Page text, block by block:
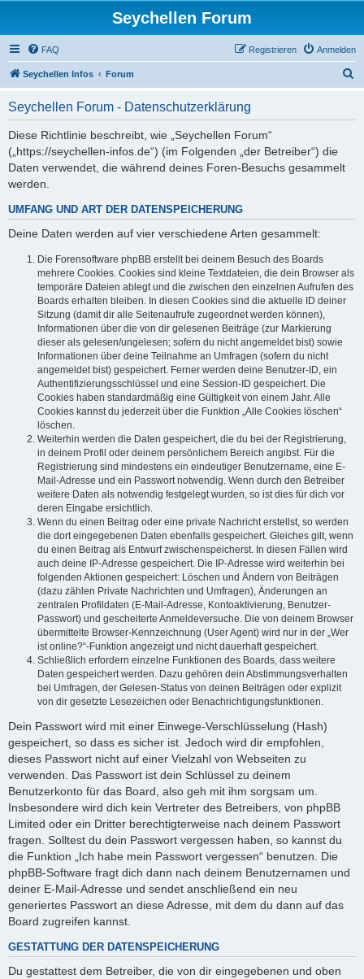
Seychellen Forum
FAQ Anmelden
Registrieren
Seychellen Infos Forum
Seychellen Forum - Datenschutzerklärung
Diese Richtlinie beschreibt, wie „Seychellen Forum“
(„https://seychellen-infos.de“) (im Folgenden „der Betreiber“) die
Daten verwendet, die während deines Foren-Besuchs gesammelt
werden.
UMFANG UND ART DER DATENSPEICHERUNG
Deine Daten werden auf vier verschiedene Arten gesammelt:
Die Forensoftware phpBB erstellt bei deinem Besuch des Boards
mehrere Cookies. Cookies sind kleine Textdateien, die dein Browser als
temporäre Dateien ablegt und die zwischen den einzelnen Aufrufen des
Boards erhalten bleiben. In diesen Cookies sind die aktuelle ID deiner
Sitzung (damit dir alle Seitenaufrufe zugeordnet werden können),
Informationen über die von dir gelesenen Beiträge (zur Markierung
dieser als gelesen/ungelesen; sofern du nicht angemeldet bist) sowie
Informationen über deine Teilnahme an Umfragen (sofern du nicht
angemeldet bist) gespeichert. Ferner werden deine Benutzer-ID, ein
Authentifizierungsschlüssel und eine Session-ID gespeichert. Die
Cookies haben standardmäßig eine Gültigkeit von einem Jahr. Alle
Cookies kannst du jederzeit über die Funktion „Alle Cookies löschen“
löschen.
Weiterhin werden die Daten gespeichert, die du bei der Registrierung,
in deinem Profil oder deinem persönlichem Bereich angibst. Für die
Registrierung sind mindestens ein eindeutiger Benutzername, eine E-
Mail-Adresse und ein Passwort notwendig. Wenn durch den Betreiber
weitere Daten als notwendig festgelegt wurden, so ist dies für dich vor
deren Eingabe ersichtlich.
Wenn du einen Beitrag oder eine private Nachricht erstellst, so werden
die dort eingegebenen Daten ebenfalls gespeichert. Gleiches gilt, wenn
du einen Beitrag als Entwurf zwischenspeicherst. In diesen Fällen wird
auch deine IP-Adresse gespeichert. Die IP-Adresse wird weiterhin bei
folgenden Aktionen gespeichert: Löschen und Ändern von Beiträgen
(dazu zählen Private Nachrichten und Umfragen), Änderungen an
zentralen Profildaten (E-Mail-Adresse, Kontoaktivierung, Benutzer-
Passwort) und gescheiterte Anmeldeversuche. Die von deinem Browser
übermittelte Browser-Kennzeichnung (User Agent) wird nur in der „Wer
ist online?“-Funktion angezeigt und nicht dauerhaft gespeichert.
Schließlich erfordern einzelne Funktionen des Boards, dass weitere
Daten gespeichert werden. Dazu gehören dein Abstimmungsverhalten
bei Umfragen, der Gelesen-Status von deinen Beiträgen oder explizit
von dir gesetzte Lesezeichen oder Benachrichtigungsfunktionen.
Dein Passwort wird mit einer Einwege-Verschlüsselung (Hash)
gespeichert, so dass es sicher ist. Jedoch wird dir empfohlen,
dieses Passwort nicht auf einer Vielzahl von Webseiten zu
verwenden. Das Passwort ist dein Schlüssel zu deinem
Benutzerkonto für das Board, also geh mit ihm sorgsam um.
Insbesondere wird dich kein Vertreter des Betreibers, von phpBB
Limited oder ein Dritter berechtigterweise nach deinem Passwort
fragen. Solltest du dein Passwort vergessen haben, so kannst du
die Funktion „Ich habe mein Passwort vergessen“ benutzen. Die
phpBB-Software fragt dich dann nach deinem Benutzernamen und
deiner E-Mail-Adresse und sendet anschließend ein neu
generiertes Passwort an diese Adresse, mit dem du dann auf das
Board zugreifen kannst.
GESTATTUNG DER DATENSPEICHERUNG
Du gestattest dem Betreiber, die von dir eingegebenen und oben